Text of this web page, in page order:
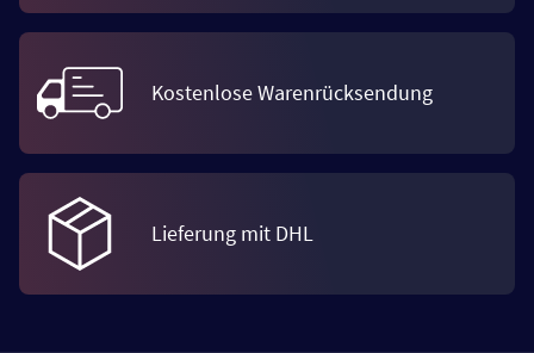
Kostenlose Warenrücksendung
Lieferung mit DHL